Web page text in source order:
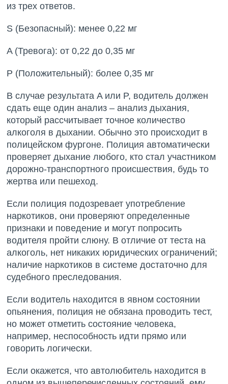
из трех ответов.
S (Безопасный): менее 0,22 мг
A (Тревога): от 0,22 до 0,35 мг
P (Положительный): более 0,35 мг
В случае результата A или P, водитель должен
сдать еще один анализ – анализ дыхания,
который рассчитывает точное количество
алкоголя в дыхании. Обычно это происходит в
полицейском фургоне. Полиция автоматически
проверяет дыхание любого, кто стал участником
дорожно-транспортного происшествия, будь то
жертва или пешеход.
Если полиция подозревает употребление
наркотиков, они проверяют определенные
признаки и поведение и могут попросить
водителя пройти слюну. В отличие от теста на
алкоголь, нет никаких юридических ограничений;
наличие наркотиков в системе достаточно для
судебного преследования.
Если водитель находится в явном состоянии
опьянения, полиция не обязана проводить тест,
но может отметить состояние человека,
например, неспособность идти прямо или
говорить логически.
Если окажется, что автолюбитель находится в